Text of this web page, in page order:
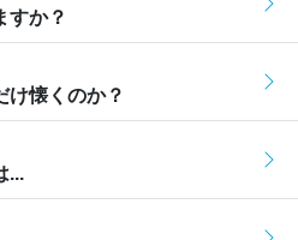
すか？
け懐くのか？
...